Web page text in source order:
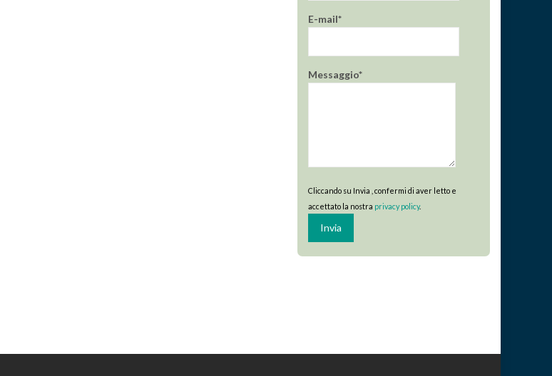
E-mail*
Messaggio*
Cliccando su Invia , confermi di aver letto e
accettato la nostra privacy policy.